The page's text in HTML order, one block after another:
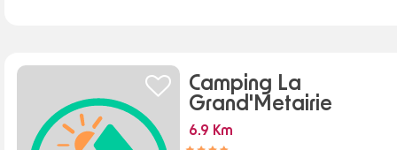
Camping La
Grand'Metairie
6.9 Km